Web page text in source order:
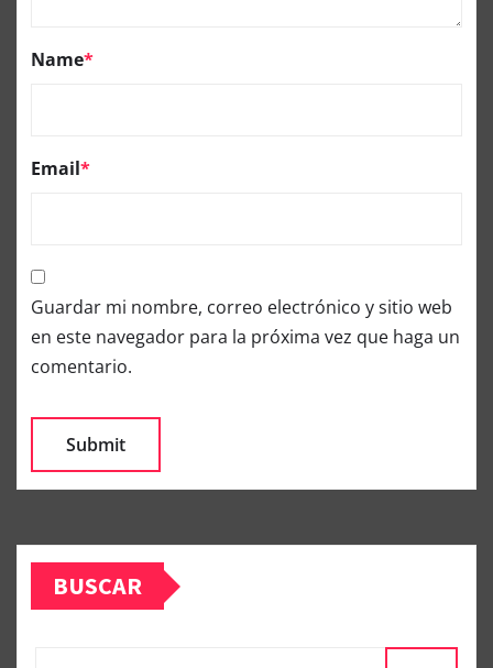
Name*
Email*
Guardar mi nombre, correo electrónico y sitio web
en este navegador para la próxima vez que haga un
comentario.
BUSCAR